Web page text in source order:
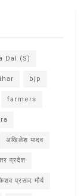
Dal (S)
bjp
farmers
अखिलेश यादव
प्रदेश
प्रसाद मौर्य